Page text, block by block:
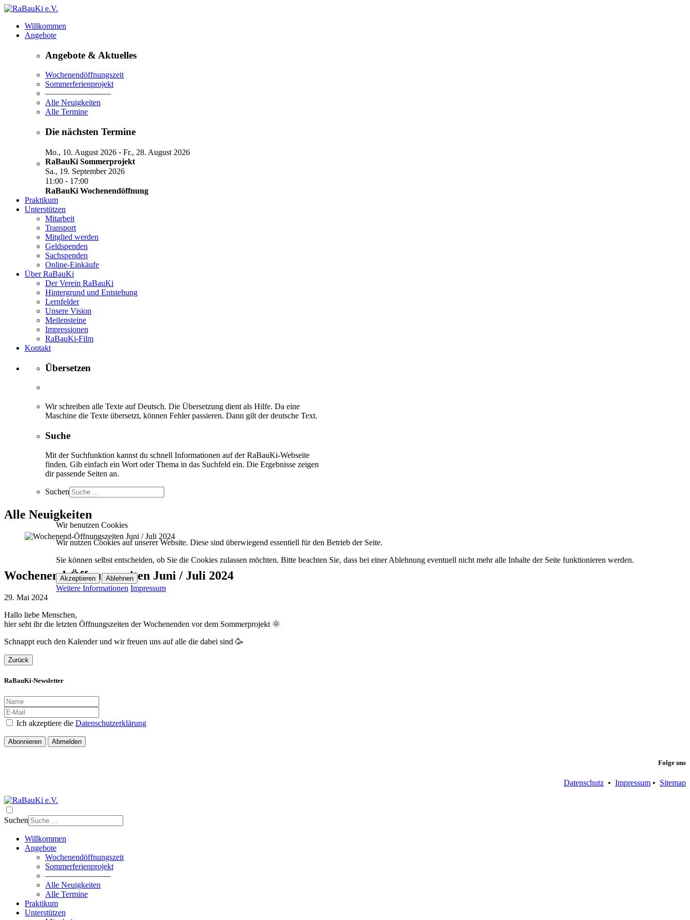
Willkommen
Angebote
Angebote & Aktuelles
Wochenendöffnungszeit
Sommerferienprojekt
————————
Alle Neuigkeiten
Alle Termine
Die nächsten Termine
Mo., 10. August 2026 - Fr., 28. August 2026
RaBauKi Sommerprojekt
Sa., 19. September 2026
11:00 - 17:00
RaBauKi Wochenendöffnung
Praktikum
Unterstützen
Mitarbeit
Transport
Mitglied werden
Geldspenden
Sachspenden
Online-Einkäufe
Über RaBauKi
Der Verein RaBauKi
Hintergrund und Entstehung
Lernfelder
Unsere Vision
Meilensteine
Impressionen
RaBauKi-Film
Kontakt
Übersetzen
Wir schreiben alle Texte auf Deutsch. Die Übersetzung dient als Hilfe. Da eine
Maschine die Texte übersetzt, können Fehler passieren. Dann gilt der deutsche Text.
Suche
Mit der Suchfunktion kannst du schnell Informationen auf der RaBauKi-Webseite
finden. Gib einfach ein Wort oder Thema in das Suchfeld ein. Die Ergebnisse zeigen
dir passende Seiten an.
Suchen
Alle Neuigkeiten
Wochenend-Öffnungszeiten Juni / Juli 2024
29. Mai 2024
Hallo liebe Menschen,
hier seht ihr die letzten Öffnungszeiten der Wochenenden vor dem Sommerprojekt 🌞
Schnappt euch den Kalender und wir freuen uns auf alle die dabei sind 🥳
Zurück
RaBauKi-Newsletter
Ich akzeptiere die Datenschutzerklärung
Abonnieren Abmelden
Folge uns
Datenschutz • Impressum • Sitemap
Suchen
Willkommen
Angebote
Wochenendöffnungszeit
Sommerferienprojekt
————————
Alle Neuigkeiten
Alle Termine
Praktikum
Unterstützen
Wir benutzen Cookies
Wir nutzen Cookies auf unserer Website. Diese sind überwiegend essentiell für den Betrieb der Seite.
Sie können selbst entscheiden, ob Sie die Cookies zulassen möchten. Bitte beachten Sie, dass bei einer Ablehnung eventuell nicht mehr alle Inhalte der Seite funktionieren werden.
Akzeptieren Ablehnen
Weitere Informationen Impressum